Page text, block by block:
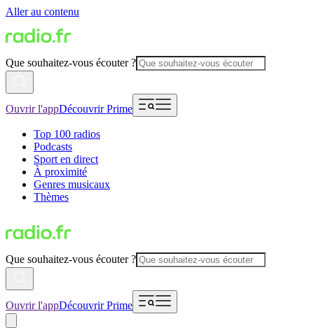
Aller au contenu
Que souhaitez-vous écouter ?
Ouvrir l'appDécouvrir Prime
Top 100 radios
Podcasts
Sport en direct
À proximité
Genres musicaux
Thèmes
Que souhaitez-vous écouter ?
Ouvrir l'appDécouvrir Prime